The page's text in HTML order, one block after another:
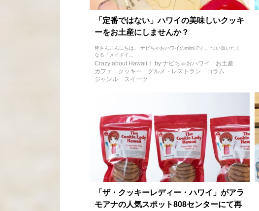
「定番ではない」ハワイの美味しいクッキ
ーをお土産にしませんか？
皆さんこんにちは。 ナビちゃおハワイのmimiです。 つい買いたく
なる「メイドイ...
Crazy about Hawaii！ by ナビちゃおハワイ
お土産
カフェ
クッキー グルメ・レストラン
コラム
ジャンル
スイーツ
「ザ・クッキーレディー・ハワイ」がアラ
モアナの人気スポット808センターにて再